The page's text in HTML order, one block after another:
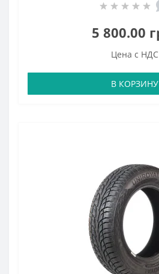
5 800.00
Цена с НДС
В КОРЗИНУ